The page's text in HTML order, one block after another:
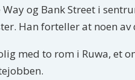
og Bank Street i
Han forteller at noen
med to rom i Ruwa, et